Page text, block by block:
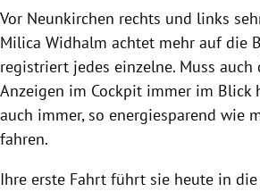
Vor Neunkirchen rechts und links
Milica Widhalm achtet mehr auf die
registriert jedes einzelne. Muss
Anzeigen im Cockpit immer im Blick
auch immer, so energiesparend wie
fahren.
Ihre erste Fahrt führt sie heute in